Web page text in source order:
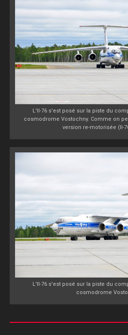
L'Il-76 s'est posé sur la piste du
cosmodrome Vostochny. Comme on
version re-motorisée (Il-
L'Il-76 s'est posé sur la piste du
cosmodrome